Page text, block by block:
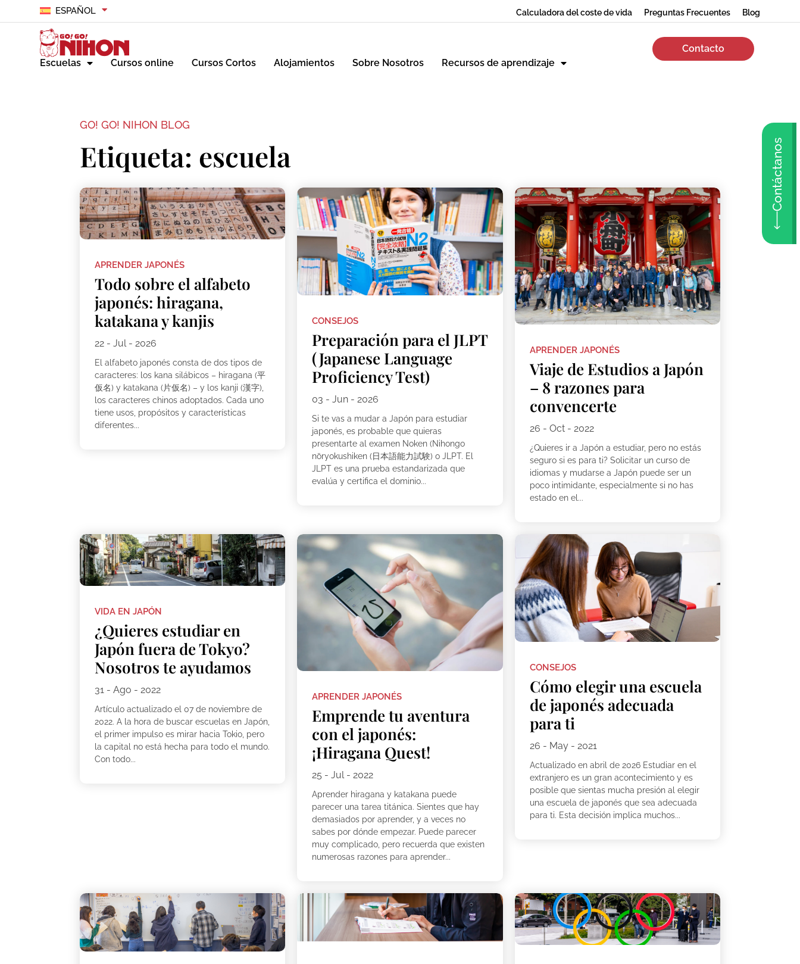
ESPAÑOL Calculadora del coste de vida Preguntas Frecuentes Blog
Escuelas Cursos online Cursos Cortos Alojamientos Sobre Nosotros Recursos de aprendizaje
Contacto
Contáctanos
GO! GO! NIHON BLOG
Etiqueta: escuela
APRENDER JAPONÉS
Todo sobre el alfabeto
japonés: hiragana,
katakana y kanjis
22 - Jul - 2026
El alfabeto japonés consta de dos tipos de
caracteres: los kana silábicos – hiragana (平
仮名) y katakana (片仮名) – y los kanji (漢字),
los caracteres chinos adoptados. Cada uno
tiene usos, propósitos y características
diferentes...
CONSEJOS
Preparación para el JLPT
(Japanese Language
Proficiency Test)
03 - Jun - 2026
Si te vas a mudar a Japón para estudiar
japonés, es probable que quieras
presentarte al examen Noken (Nihongo
nōryokushiken (日本語能力試験) o JLPT. El
JLPT es una prueba estandarizada que
evalúa y certifica el dominio...
APRENDER JAPONÉS
Viaje de Estudios a Japón
– 8 razones para
convencerte
26 - Oct - 2022
¿Quieres ir a Japón a estudiar, pero no estás
seguro si es para ti? Solicitar un curso de
idiomas y mudarse a Japón puede ser un
poco intimidante, especialmente si no has
estado en el...
VIDA EN JAPÓN
¿Quieres estudiar en
Japón fuera de Tokyo?
Nosotros te ayudamos
31 - Ago - 2022
Artículo actualizado el 07 de noviembre de
2022. A la hora de buscar escuelas en Japón,
el primer impulso es mirar hacia Tokio, pero
la capital no está hecha para todo el mundo.
Con todo...
APRENDER JAPONÉS
Emprende tu aventura
con el japonés:
¡Hiragana Quest!
25 - Jul - 2022
Aprender hiragana y katakana puede
parecer una tarea titánica. Sientes que hay
demasiados por aprender, y a veces no
sabes por dónde empezar. Puede parecer
muy complicado, pero recuerda que existen
numerosas razones para aprender...
CONSEJOS
Cómo elegir una escuela
de japonés adecuada
para ti
26 - May - 2021
Actualizado en abril de 2026 Estudiar en el
extranjero es un gran acontecimiento y es
posible que sientas mucha presión al elegir
una escuela de japonés que sea adecuada
para ti. Esta decisión implica muchos...